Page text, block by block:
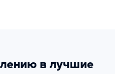
в лучшие